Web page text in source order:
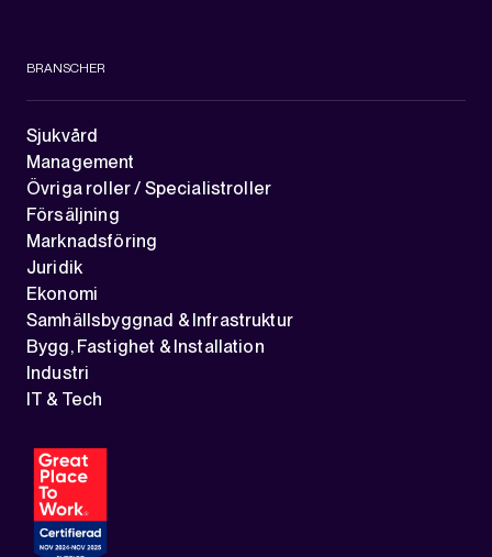
BRANSCHER
Sjukvård
Management
Övriga roller / Specialistroller
Försäljning
Marknadsföring
Juridik
Ekonomi
Samhällsbyggnad & Infrastruktur
Bygg, Fastighet & Installation
Industri
IT & Tech